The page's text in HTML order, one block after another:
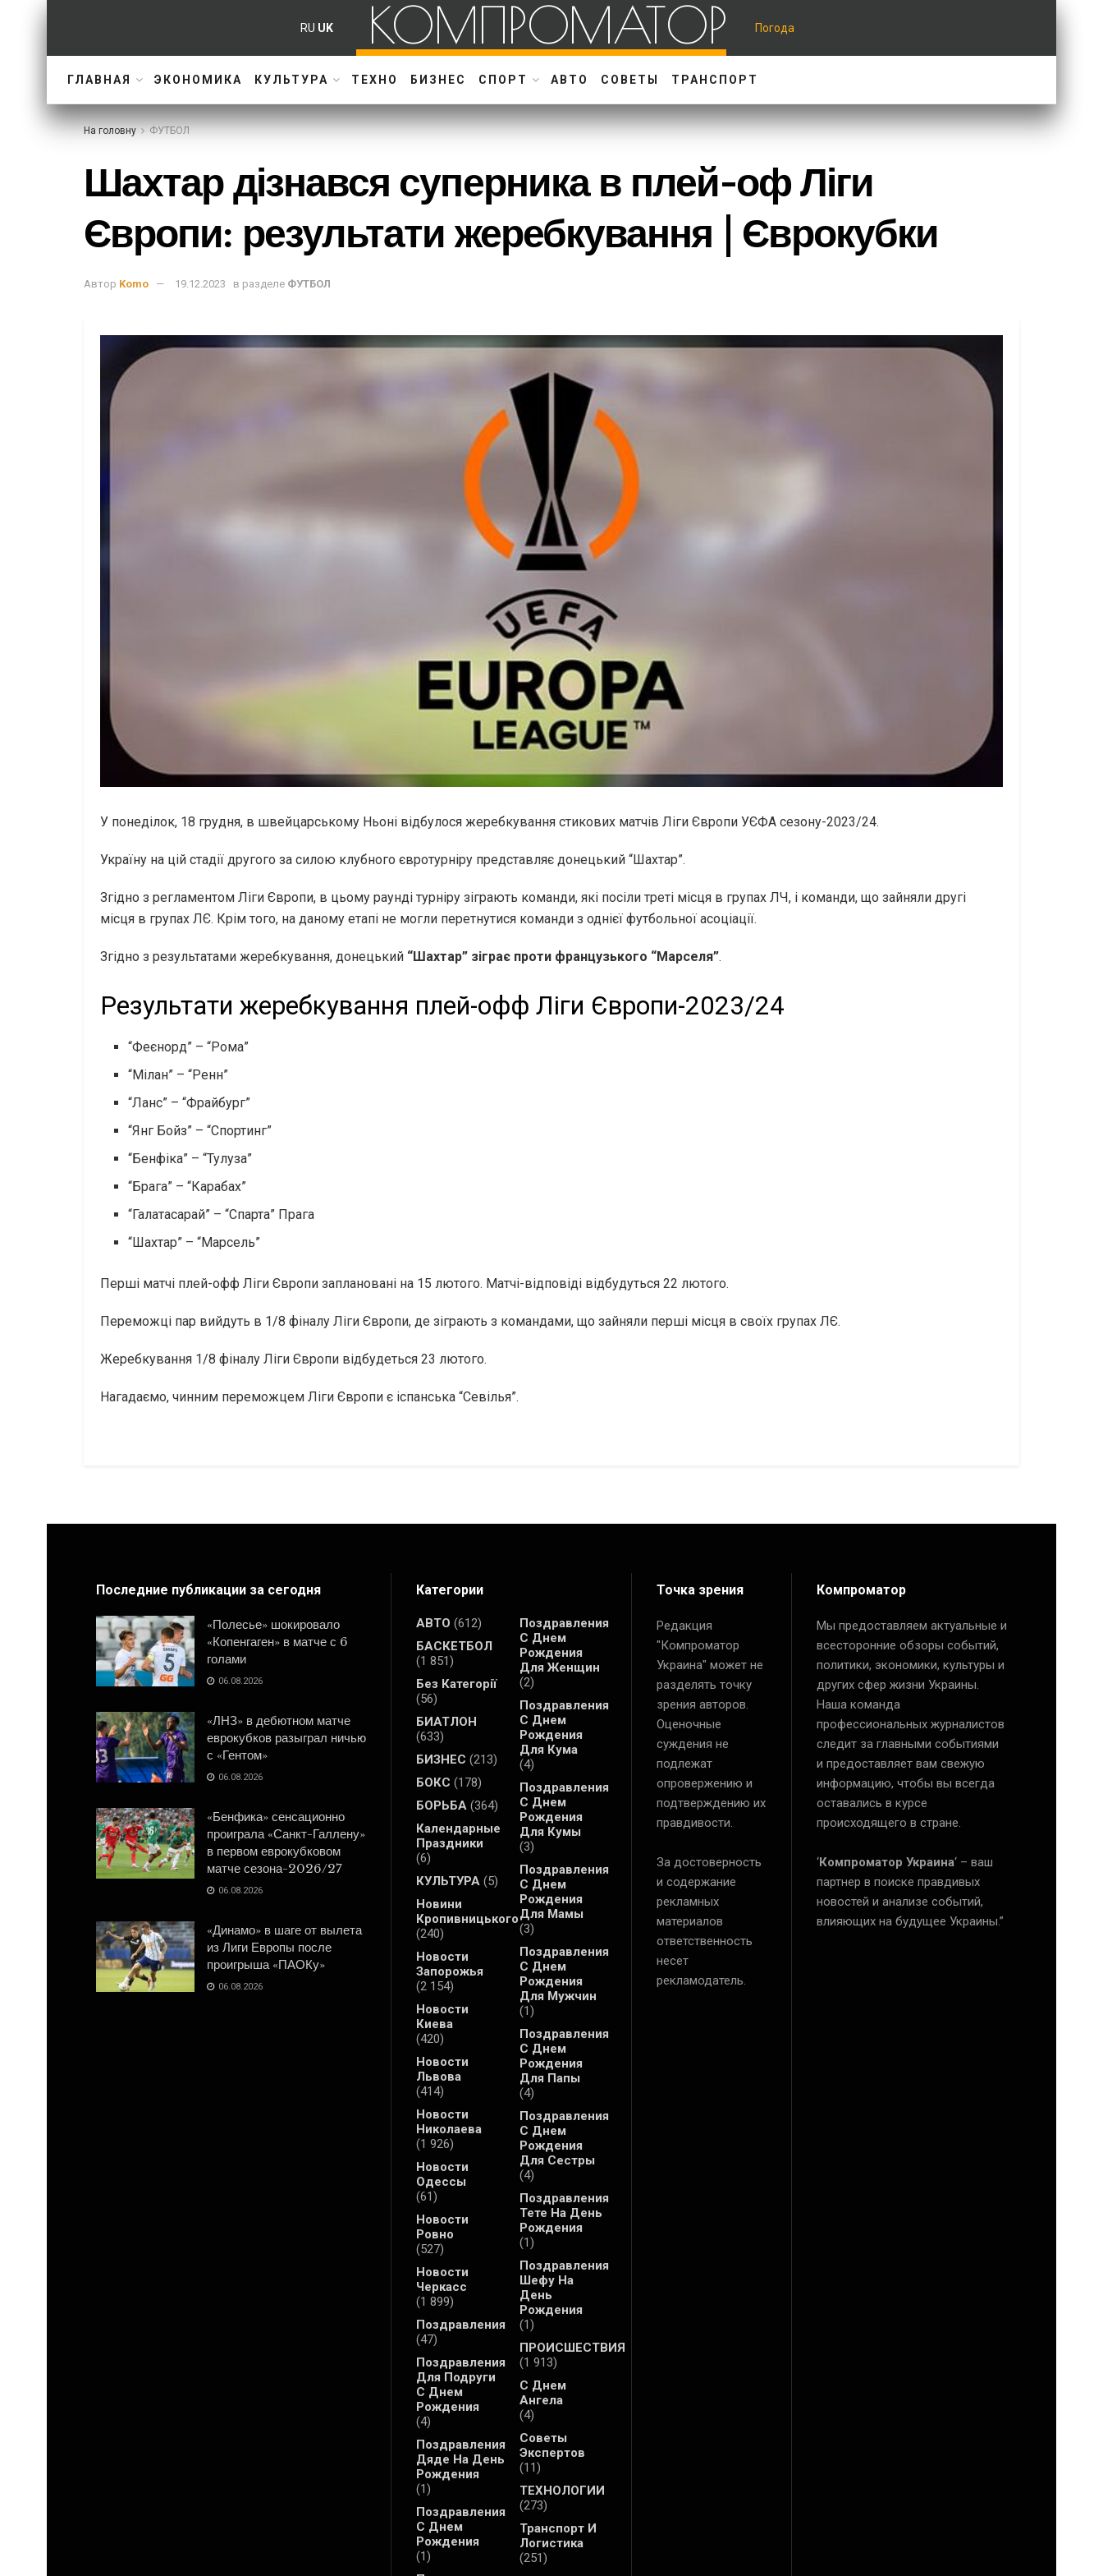
RU UK КОМПРОМАТОР Погода
ГЛАВНАЯ ЭКОНОМИКА КУЛЬТУРА ТЕХНО БИЗНЕС СПОРТ АВТО СОВЕТЫ ТРАНСПОРТ
На головну ФУТБОЛ
Шахтар дізнався суперника в плей-оф Ліги
Європи: результати жеребкування | Єврокубки
Автор Komo 19.12.2023 в разделе ФУТБОЛ
У понеділок, 18 грудня, в швейцарському Ньоні відбулося жеребкування стикових матчів Ліги Європи УЄФА сезону-2023/24.
Україну на цій стадії другого за силою клубного євротурніру представляє донецький “Шахтар”.
Згідно з регламентом Ліги Європи, в цьому раунді турніру зіграють команди, які посіли треті місця в групах ЛЧ, і команди, що зайняли другі
місця в групах ЛЄ. Крім того, на даному етапі не могли перетнутися команди з однієї футбольної асоціації.
Згідно з результатами жеребкування, донецький “Шахтар” зіграє проти французького “Марселя”.
Результати жеребкування плей-офф Ліги Європи-2023/24
“Феєнорд” – “Рома”
“Мілан” – “Ренн”
“Ланс” – “Фрайбург”
“Янг Бойз” – “Спортинг”
“Бенфіка” – “Тулуза”
“Брага” – “Карабах”
“Галатасарай” – “Спарта” Прага
“Шахтар” – “Марсель”
Перші матчі плей-офф Ліги Європи заплановані на 15 лютого. Матчі-відповіді відбудуться 22 лютого.
Переможці пар вийдуть в 1/8 фіналу Ліги Європи, де зіграють з командами, що зайняли перші місця в своїх групах ЛЄ.
Жеребкування 1/8 фіналу Ліги Європи відбудеться 23 лютого.
Нагадаємо, чинним переможцем Ліги Європи є іспанська “Севілья”.
Последние публикации за сегодня
«Полесье» шокировало
«Копенгаген» в матче с 6
голами
06.08.2026
«ЛНЗ» в дебютном матче
еврокубков разыграл ничью
с «Гентом»
06.08.2026
«Бенфика» сенсационно
проиграла «Санкт-Галлену»
в первом еврокубковом
матче сезона-2026/27
06.08.2026
«Динамо» в шаге от вылета
из Лиги Европы после
проигрыша «ПАОКу»
06.08.2026
Категории
АВТО (612)
БАСКЕТБОЛ
(1 851)
Без Категорії
(56)
БИАТЛОН
(633)
БИЗНЕС (213)
БОКС (178)
БОРЬБА (364)
Календарные
Праздники
(6)
КУЛЬТУРА (5)
Новини
Кропивницького
(240)
Новости
Запорожья
(2 154)
Новости
Киева
(420)
Новости
Львова
(414)
Новости
Николаева
(1 926)
Новости
Одессы
(61)
Новости
Ровно
(527)
Новости
Черкасс
(1 899)
Поздравления
(47)
Поздравления
Для Подруги
С Днем
Рождения
(4)
Поздравления
Дяде На День
Рождения
(1)
Поздравления
С Днем
Рождения
(1)
Поздравления
С Днем
Рождения
Для Женщин
(2)
Поздравления
С Днем
Рождения
Для Кума
(4)
Поздравления
С Днем
Рождения
Для Кумы
(3)
Поздравления
С Днем
Рождения
Для Мамы
(3)
Поздравления
С Днем
Рождения
Для Мужчин
(1)
Поздравления
С Днем
Рождения
Для Папы
(4)
Поздравления
С Днем
Рождения
Для Сестры
(4)
Поздравления
Тете На День
Рождения
(1)
Поздравления
Шефу На
День
Рождения
(1)
ПРОИСШЕСТВИЯ
(1 913)
С Днем
Ангела
(4)
Советы
Экспертов
(11)
ТЕХНОЛОГИИ
(273)
Транспорт И
Логистика
(251)
Точка зрения
Редакция
"Компроматор
Украина" может не
разделять точку
зрения авторов.
Оценочные
суждения не
подлежат
опровержению и
подтверждению их
правдивости.
За достоверность
и содержание
рекламных
материалов
ответственность
несет
рекламодатель.
Компроматор
Мы предоставляем актуальные и
всесторонние обзоры событий,
политики, экономики, культуры и
других сфер жизни Украины.
Наша команда
профессиональных журналистов
следит за главными событиями
и предоставляет вам свежую
информацию, чтобы вы всегда
оставались в курсе
происходящего в стране.
‘Компроматор Украина‘ – ваш
партнер в поиске правдивых
новостей и анализе событий,
влияющих на будущее Украины.”